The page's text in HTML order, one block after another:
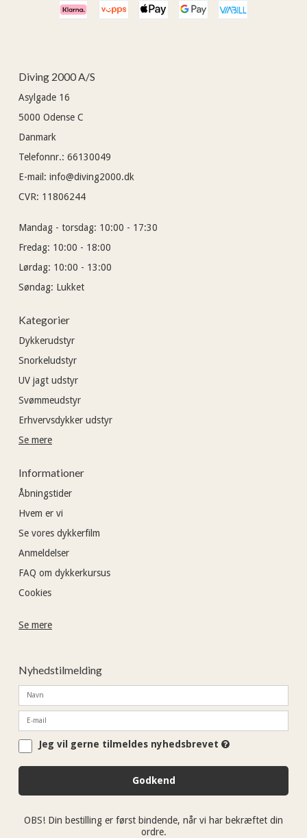
Diving 2000 A/S
Asylgade 16
5000 Odense C
Danmark
Telefonnr.: 66130049
E-mail : info@diving2000.dk
CVR: 11806244
Mandag - torsdag: 10:00 - 17:30
Fredag: 10:00 - 18:00
Lørdag: 10:00 - 13:00
Søndag: Lukket
Kategorier
Dykkerudstyr
Snorkeludstyr
UV jagt udstyr
Svømmeudstyr
Erhvervsdykker udstyr
Se mere
Informationer
Åbningstider
Hvem er vi
Se vores dykkerfilm
Anmeldelser
FAQ om dykkerkursus
Cookies
Se mere
Nyhedstilmelding
Jeg vil gerne tilmeldes nyhedsbrevet
Godkend
OBS! Din bestilling er først bindende, når vi har bekræftet din
ordre.